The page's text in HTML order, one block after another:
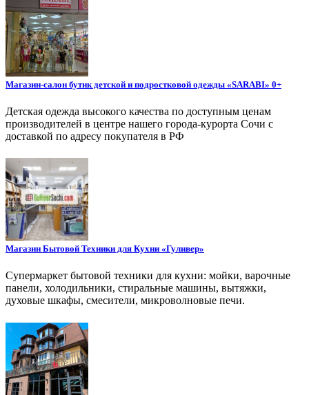
Магазин-салон бутик детской и подростковой одежды «SARABI» 0+
Детская одежда высокого качества по доступным ценам
производителей в центре нашего города-курорта Сочи с
доставкой по адресу покупателя в РФ
Магазин Бытовой Техники для Кухни «Гуливер»
Супермаркет бытовой техники для кухни: мойки, варочные
панели, холодильники, стиральные машины, вытяжки,
духовые шкафы, смесители, микроволновые печи.